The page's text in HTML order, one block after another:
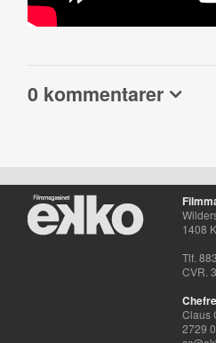
0 kommentarer
1408
Tlf.
CVR.
Claus
2729